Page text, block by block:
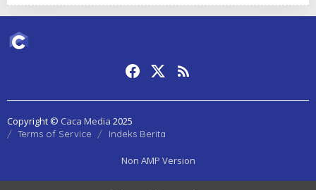
Copyright © Caca Media 2025
Terms of Service Indeks Berita
Non AMP Version